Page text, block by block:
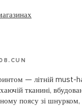
— літній must-
тканині,
поясу зі шнурком,